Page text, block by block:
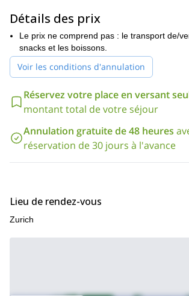
l'un des plus beaux fjords de l'île.
Mefjordvær ne sera pas seulement notre point
aussi notre base d'hébergement. Nous
soir, nous nous reposerons et partagerons nos
histoires de la journée dans un hôtel de la
Mefjord Brygge.
En bas de cette page, vous trouverez plus de
l'itinéraire jour par jour. La prochaine date
Alors remplis le formulaire et contacte-moi le
Je serai heureux d'être votre guide pour cette
de randonnée sur l'île de Senja !
Détails des prix
Le prix ne comprend pas : le transport de/
snacks et les boissons.
Voir les conditions d'annulation
Réservez votre place en versant
montant total de votre séjour
Annulation gratuite de 48 heures
réservation de 30 jours à l'avance
Lieu de rendez-vous
Zurich